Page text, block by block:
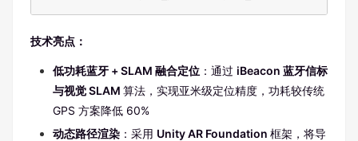
技术亮点：
低功耗蓝牙 + SLAM 融合定位 ：通过 iBeacon 蓝牙信标
与视觉 SLAM 算法，实现亚米级定位精度，功耗较传统
GPS 方案降低 60%
动态路径渲染 ：采用 Unity AR Foundation 框架，将导